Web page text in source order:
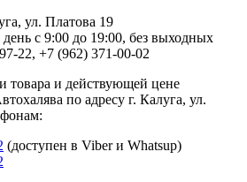
ул. Платова 19
с 9:00 до 19:00, без выходных
22, +7 (962) 371-00-02
и действующей цене
по адресу г. Калуга, ул.
(доступен в Viber и Whatsup)